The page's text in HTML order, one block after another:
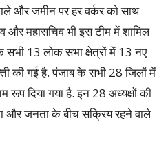
और जमीन पर हर वर्कर को साथ
और महासचिव भी इस टीम में शामिल
13 लोक सभा क्षेत्रों में 13 नए
की गई है. पंजाब के सभी 28 जिलों में
रूप दिया गया है. इन 28 अध्यक्षों की
और जनता के बीच सक्रिय रहने वाले